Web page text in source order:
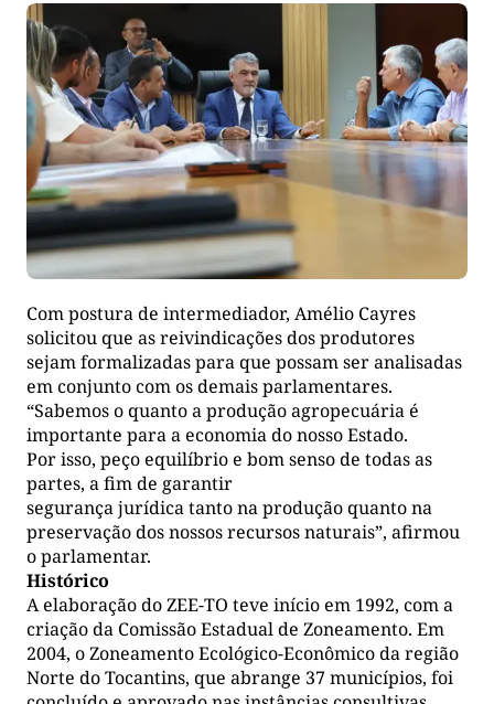
Com postura de intermediador, Amélio Cayres
solicitou que as reivindicações dos produtores
sejam formalizadas para que possam ser analisadas
em conjunto com os demais parlamentares.
“Sabemos o quanto a produção agropecuária é
importante para a economia do nosso Estado.
Por isso, peço equilíbrio e bom senso de todas as
partes, a fim de garantir
segurança jurídica tanto na produção quanto na
preservação dos nossos recursos naturais”, afirmou
o parlamentar.
Histórico
A elaboração do ZEE-TO teve início em 1992, com a
criação da Comissão Estadual de Zoneamento. Em
2004, o Zoneamento Ecológico-Econômico da região
Norte do Tocantins, que abrange 37 municípios, foi